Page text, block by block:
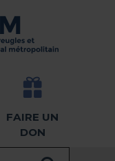
-
FAIRE UN
DON